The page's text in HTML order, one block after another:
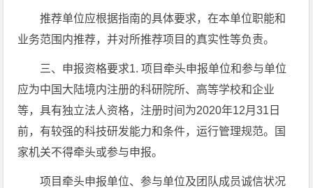
推荐单位应根据指南的具体要求，在本单位职能和
业务范围内推荐，并对所推荐项目的真实性等负责。
三、申报资格要求1. 项目牵头申报单位和参与单位
应为中国大陆境内注册的科研院所、高等学校和企业
等，具有独立法人资格，注册时间为2020年12月31日
前，有较强的科技研发能力和条件，运行管理规范。国
家机关不得牵头或参与申报。
项目牵头申报单位、参与单位及团队成员诚信状况